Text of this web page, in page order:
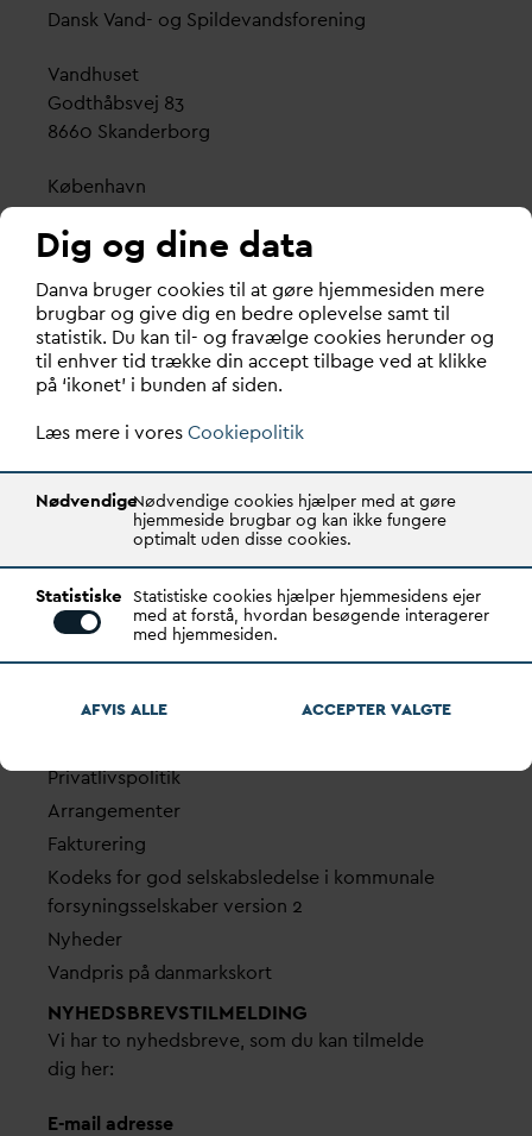
Dansk Vand- og Spildevandsforening
Vandhuset
Godthåbsvej 83
8660 Skanderborg
København
Vester Farimagsgade 1, 5. sal.
1606 København V
Tlf.: 70 21 00 55
danva@danva.dk
CVR: 29031215
Gennem stærke alliancer og klare budskaber taler
andets sag, som vigtig ressource for den
grønne omstilling og grundlaget for alt liv.
DANVA ERVANDETS KLARE STEMME.
Find dineDAN
arbejdere
Privatlivspolitik
Arrangementer
Fakturering
Kodeks for god selskabsledelse i kommunale
forsyningsselskaber version 2
Nyheder
Vandpris på danmarkskort
NYHEDSBREVS­TILMELDING
Vi har to nyhedsbreve, som du kan tilmelde
dig her:
E-mail adresse
Dig og dine data
Danva bruger cookies til at gøre hjemmesiden mere
brugbar og give dig en bedre oplevelse samt til
statistik. Du kan til- og fravælge cookies herunder og
til enhver tid trække din accept tilbage ved at klikke
på ‘ikonet’ i bunden af siden.
Læs mere i voresCookiepolitik
NødvendigeNødvendige cookies hjælper med at gøre
hjemmeside brugbar og kan ikke fungere
optimalt uden disse cookies.
Statistiske Statistiske cookies hjælper hjemmesidens ejer
med at forstå, hvordan besøgende interagerer
med hjemmesiden.
AFVIS ALLE ACCEPTERVALGTE